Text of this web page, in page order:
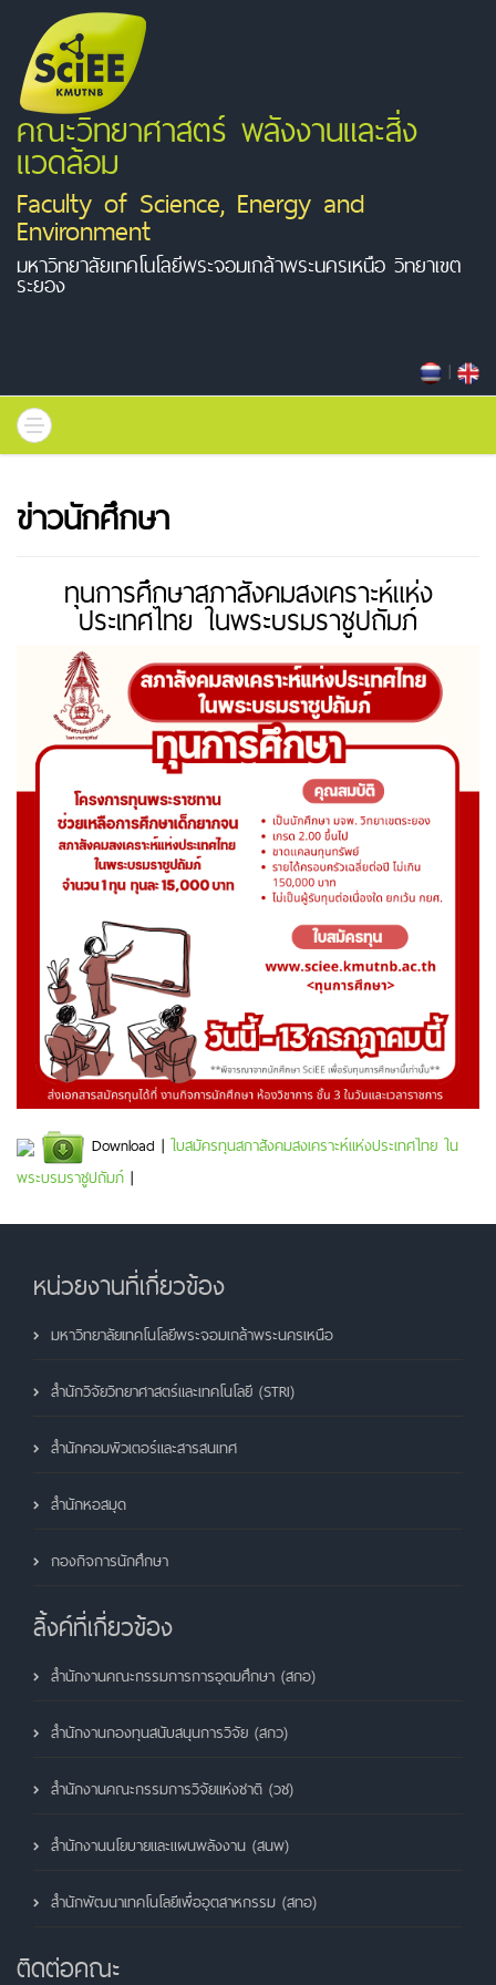
คณะวิทยาศาสตร์ พลังงานและสิ่ง
แวดล้อม
Faculty of Science, Energy and
Environment
มหาวิทยาลัยเทคโนโลยีพระจอมเกล้าพระนครเหนือ วิทยาเขต
ระยอง
|
ข่าวนักศึกษา
ทุนการศึกษาสภาสังคมสงเคราะห์แห่ง
ประเทศไทย ในพระบรมราชูปถัมภ์
Download | ใบสมัครทุนสภาสังคมสงเคราะห์แห่งประเทศไทย ใน
พระบรมราชูปถัมภ์ |
หน่วยงานที่เกี่ยวข้อง
มหาวิทยาลัยเทคโนโลยีพระจอมเกล้าพระนครเหนือ
สำนักวิจัยวิทยาศาสตร์และเทคโนโลยี (STRI)
สำนักคอมพิวเตอร์และสารสนเทศ
สำนักหอสมุด
กองกิจการนักศึกษา
ลิ้งค์ที่เกี่ยวข้อง
สำนักงานคณะกรรมการการอุดมศึกษา (สกอ)
สำนักงานกองทุนสนับสนุนการวิจัย (สกว)
สำนักงานคณะกรรมการวิจัยแห่งชาติ (วช)
สำนักงานนโยบายและแผนพลังงาน (สนพ)
สำนักพัฒนาเทคโนโลยีเพื่ออุตสาหกรรม (สทอ)
ติดต่อคณะ